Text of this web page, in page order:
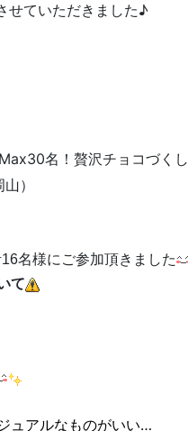
せていただきました♪
名！贅沢チョコづくし
山）
名様にご参加頂きました
て
ュアルなものがいい…